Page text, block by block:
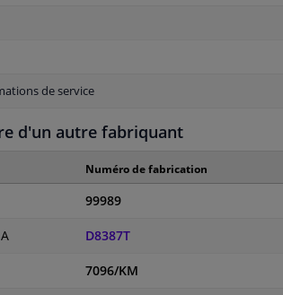
de service
d'un autre fabriquant
Numéro de fabrication
99989
D8387T
7096/KM